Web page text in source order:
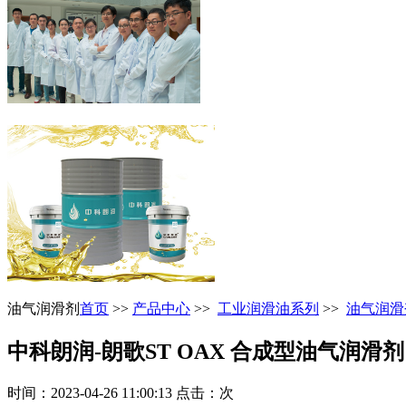
油气润滑剂 首页 >> 产品中心 >> 工业润滑油系列 >> 油气润
中科朗润-朗歌ST OAX 合成型油气润滑剂
时间：2023-04-26 11:00:13 点击： 次